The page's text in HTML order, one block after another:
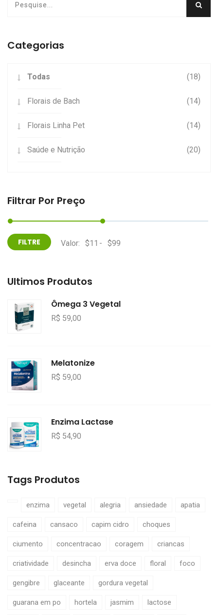
Categorias
Todas (18)
Florais de Bach (14)
Florais Linha Pet (14)
Saúde e Nutrição (20)
Filtrar Por Preço
Valor: -
Últimos Produtos
Ômega 3 Vegetal
R$ 59,00
Melatonize
R$ 59,00
Enzima Lactase
R$ 54,90
Tags Produtos
enzima vegetal alegria ansiedade apatia
cafeina cansaco capim cidro choques
ciumento concentracao coragem criancas
criatividade desincha erva doce floral foco
gengibre glaceante gordura vegetal
guarana em po hortela jasmim lactose